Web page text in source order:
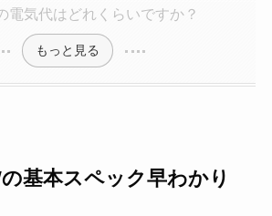
電気代はどれくらいですか？
もっと見る
基本スペック早わかり